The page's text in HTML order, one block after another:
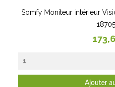
Somfy Moniteur intérieur
Prix
Ajouter